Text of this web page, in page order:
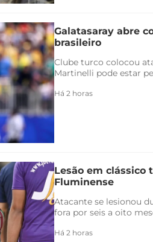
Galatasaray abre
brasileiro
Clube turco colocou
Martinelli pode estar
Há 2 horas
Lesão em clássico
Fluminense
Atacante se lesionou
fora por seis a oito
Há 2 horas